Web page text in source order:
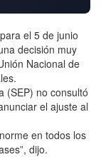
el 5 de junio
decisión muy
Nacional de
(SEP) no consultó
el ajuste al
en todos los
dijo.